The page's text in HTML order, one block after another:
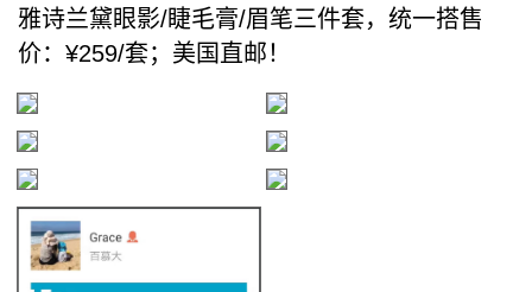
雅诗兰黛眼影/睫毛膏/眉笔三件套，统一搭售
价：¥259/套；美国直邮！